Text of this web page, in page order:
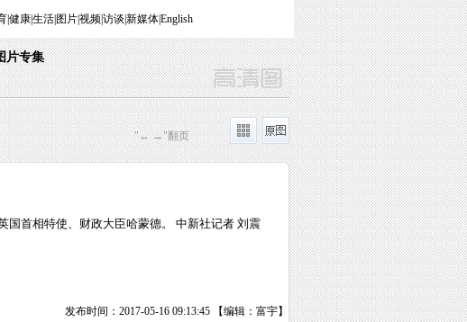
|健康|生活| 图片|视频|访谈 新媒体|English
片专集
"← →"翻页
国首相特使、财政大臣哈蒙德。 中新社记者 刘震
发布时间：2017-05-16 09:13:45 【编辑：富宇】